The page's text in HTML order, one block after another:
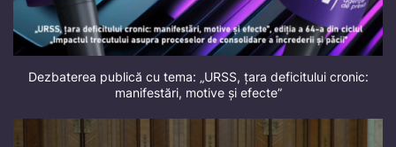
Dezbaterea publică cu tema: „URSS, țara deficitului cronic:
manifestări, motive și efecte”